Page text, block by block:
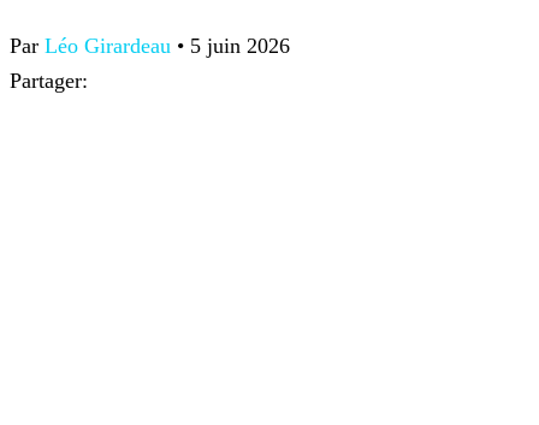
Par Léo Girardeau • 5 juin 2026
Partager: